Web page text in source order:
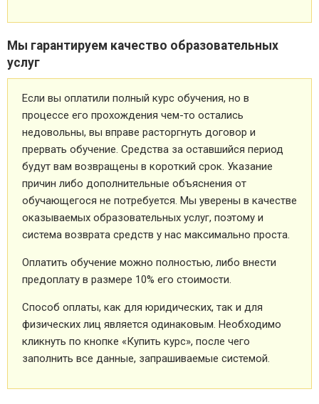
Мы гарантируем качество образовательных
услуг
Если вы оплатили полный курс обучения, но в
процессе его прохождения чем-то остались
недовольны, вы вправе расторгнуть договор и
прервать обучение. Средства за оставшийся период
будут вам возвращены в короткий срок. Указание
причин либо дополнительные объяснения от
обучающегося не потребуется. Мы уверены в качестве
оказываемых образовательных услуг, поэтому и
система возврата средств у нас максимально проста.
Оплатить обучение можно полностью, либо внести
предоплату в размере 10% его стоимости.
Способ оплаты, как для юридических, так и для
физических лиц является одинаковым. Необходимо
кликнуть по кнопке «Купить курс», после чего
заполнить все данные, запрашиваемые системой.